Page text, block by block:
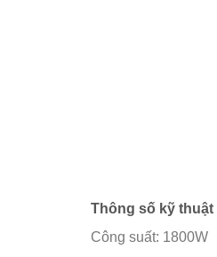
Thông số kỹ thuật
Công suất: 1800W